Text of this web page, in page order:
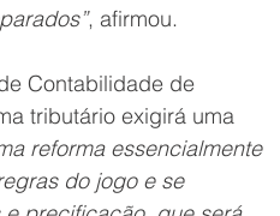
, afirmou.
Contabilidade de
tributário exigirá uma
reforma essencialmente
do jogo e se